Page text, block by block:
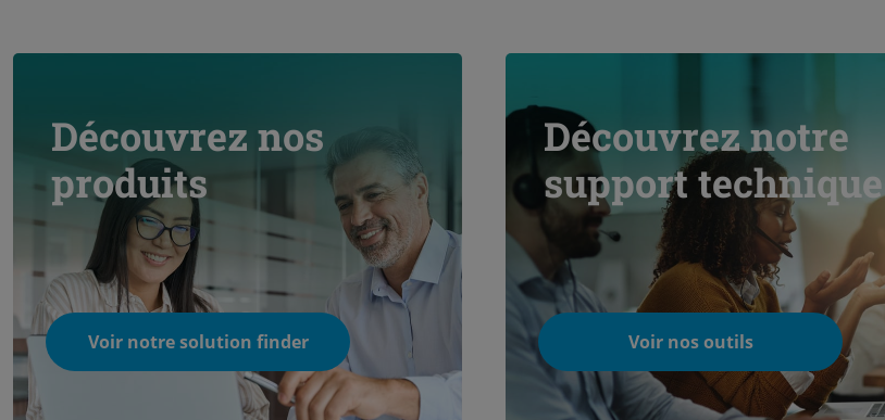
Découvrez nos
produits
Voir notre solution finder
Découvrez notre
support technique
Voir nos outils